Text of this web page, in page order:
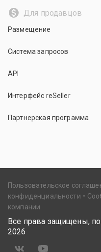
Для продавцов
Размещение
Система запросов
API
Интерфейс reSeller
Партнерская программа
Пользовательское
конфиденциальности
компании
Все права защищены,
2026